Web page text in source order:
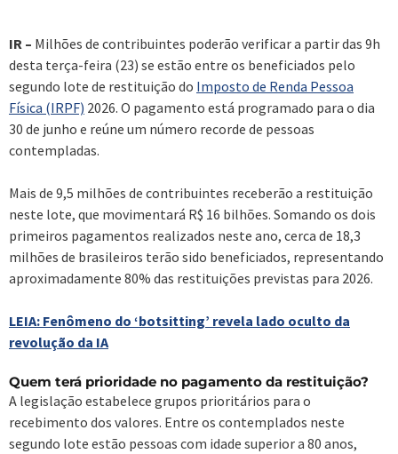
IR – Milhões de contribuintes poderão verificar a partir das 9h
desta terça-feira (23) se estão entre os beneficiados pelo
segundo lote de restituição do Imposto de Renda Pessoa
Física (IRPF) 2026. O pagamento está programado para o dia
30 de junho e reúne um número recorde de pessoas
contempladas.
Mais de 9,5 milhões de contribuintes receberão a restituição
neste lote, que movimentará R$ 16 bilhões. Somando os dois
primeiros pagamentos realizados neste ano, cerca de 18,3
milhões de brasileiros terão sido beneficiados, representando
aproximadamente 80% das restituições previstas para 2026.
LEIA: Fenômeno do ‘botsitting’ revela lado oculto da
revolução da IA
Quem terá prioridade no pagamento da restituição?
A legislação estabelece grupos prioritários para o
recebimento dos valores. Entre os contemplados neste
segundo lote estão pessoas com idade superior a 80 anos,